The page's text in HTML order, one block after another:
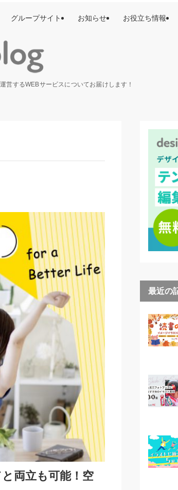
営するWEBサービスについてお届けします！
グループサイト お知らせ お役立ち情報
両立も可能！空
最近の